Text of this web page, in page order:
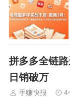
拼多多全链
日销破万
手赚快报 4